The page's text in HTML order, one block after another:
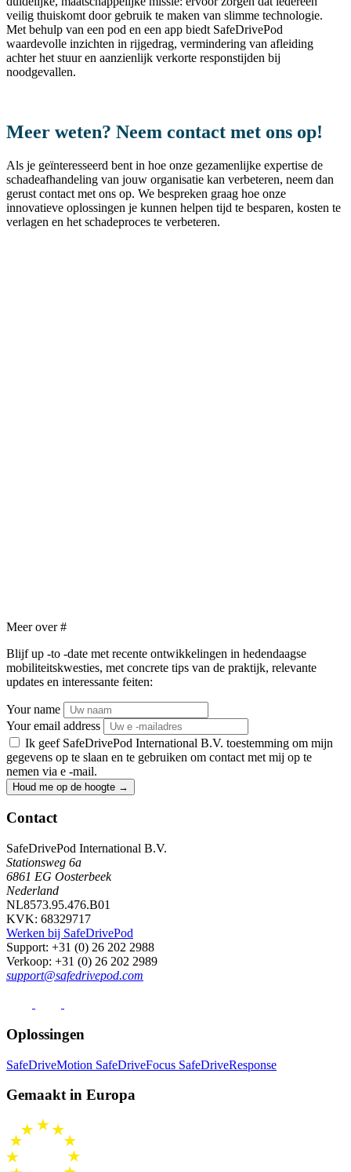
veilig thuiskomt door gebruik te maken van slimme technologie.
Met behulp van een pod en een app biedt SafeDrivePod
waardevolle inzichten in rijgedrag, vermindering van afleiding
achter het stuur en aanzienlijk verkorte responstijden bij
noodgevallen.
Meer weten? Neem contact met ons op!
Als je geïnteresseerd bent in hoe onze gezamenlijke expertise de
schadeafhandeling van jouw organisatie kan verbeteren, neem dan
gerust contact met ons op. We bespreken graag hoe onze
innovatieve oplossingen je kunnen helpen tijd te besparen, kosten te
verlagen en het schadeproces te verbeteren.
Meer over#
Blijf up -to -date met recente ontwikkelingen in hedendaagse
mobiliteitskwesties, met concrete tips van de praktijk, relevante
updates en interessante feiten:
Your name
Your email address
Ik geef SafeDrivePod International B.V. toestemming om mijn
gegevens op te slaan en te gebruiken om contact met mij op te
nemen via e -mail.
Houd me op de hoogte →
Contact
SafeDrivePod International B.V.
Stationsweg 6a
6861 EG Oosterbeek
Nederland
NL8573.95.476.B01
KVK: 68329717
Werken bij SafeDrivePod
Support: +31 (0) 26 202 2988
Verkoop: +31 (0) 26 202 2989
support@safedrivepod.com
Oplossingen
SafeDriveMotion SafeDriveFocus SafeDriveResponse
Gemaakt in Europa